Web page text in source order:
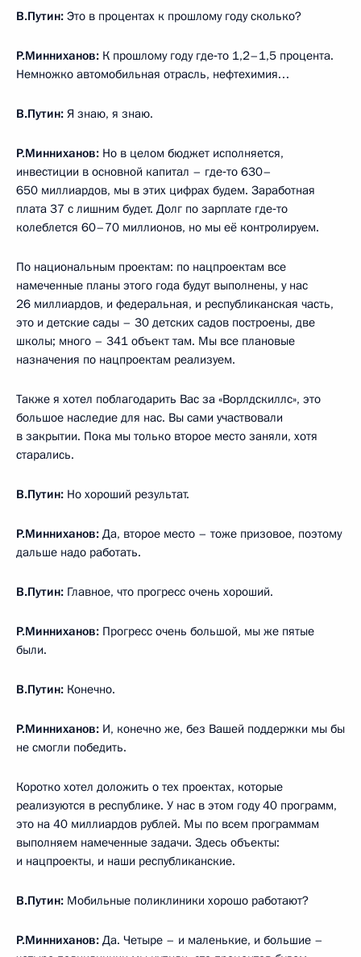
В.Путин: Это в процентах к прошлому году сколько?
Р.Минниханов: К прошлому году где‑то 1,2–1,5 процента.
Немножко автомобильная отрасль, нефтехимия…
В.Путин: Я знаю, я знаю.
Р.Минниханов: Но в целом бюджет исполняется,
инвестиции в основной капитал – где‑то 630–
650 миллиардов, мы в этих цифрах будем. Заработная
плата 37 с лишним будет. Долг по зарплате где‑то
колеблется 60–70 миллионов, но мы её контролируем.
По национальным проектам: по нацпроектам все
намеченные планы этого года будут выполнены, у нас
26 миллиардов, и федеральная, и республиканская часть,
это и детские сады – 30 детских садов построены, две
школы; много – 341 объект там. Мы все плановые
назначения по нацпроектам реализуем.
Также я хотел поблагодарить Вас за «Ворлдскиллс», это
большое наследие для нас. Вы сами участвовали
в закрытии. Пока мы только второе место заняли, хотя
старались.
В.Путин: Но хороший результат.
Р.Минниханов: Да, второе место – тоже призовое, поэтому
дальше надо работать.
В.Путин: Главное, что прогресс очень хороший.
Р.Минниханов: Прогресс очень большой, мы же пятые
были.
В.Путин: Конечно.
Р.Минниханов: И, конечно же, без Вашей поддержки мы бы
не смогли победить.
Коротко хотел доложить о тех проектах, которые
реализуются в республике. У нас в этом году 40 программ,
это на 40 миллиардов рублей. Мы по всем программам
выполняем намеченные задачи. Здесь объекты:
и нацпроекты, и наши республиканские.
В.Путин: Мобильные поликлиники хорошо работают?
Р.Минниханов: Да. Четыре – и маленькие, и большие –